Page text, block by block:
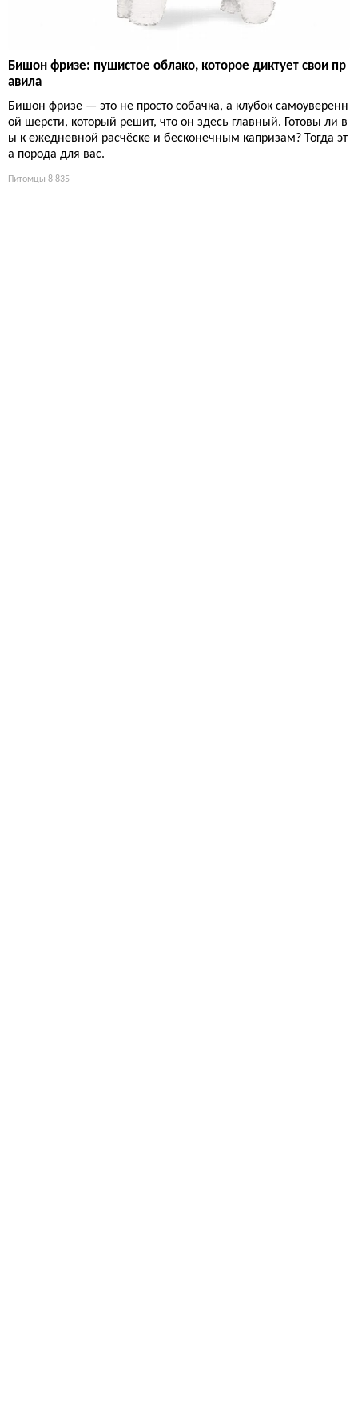
Бишон фризе: пушистое облако, которое диктует свои пр
авила
Бишон фризе — это не просто собачка, а клубок самоуверенн
ой шерсти, который решит, что он здесь главный. Готовы ли в
ы к ежедневной расчёске и бесконечным капризам? Тогда эт
а порода для вас.
Питомцы 8 835